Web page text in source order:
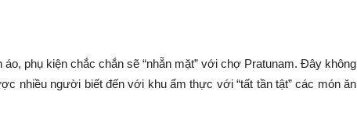
áo, phụ kiện chắc chắn sẽ “nhẵn mặt” với chợ Pratunam. Đây không
nhiều người biết đến với khu ẩm thực với “tất tần tật” các món ăn